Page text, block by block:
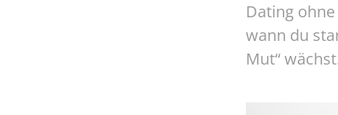
Dating
wann du
Mut“